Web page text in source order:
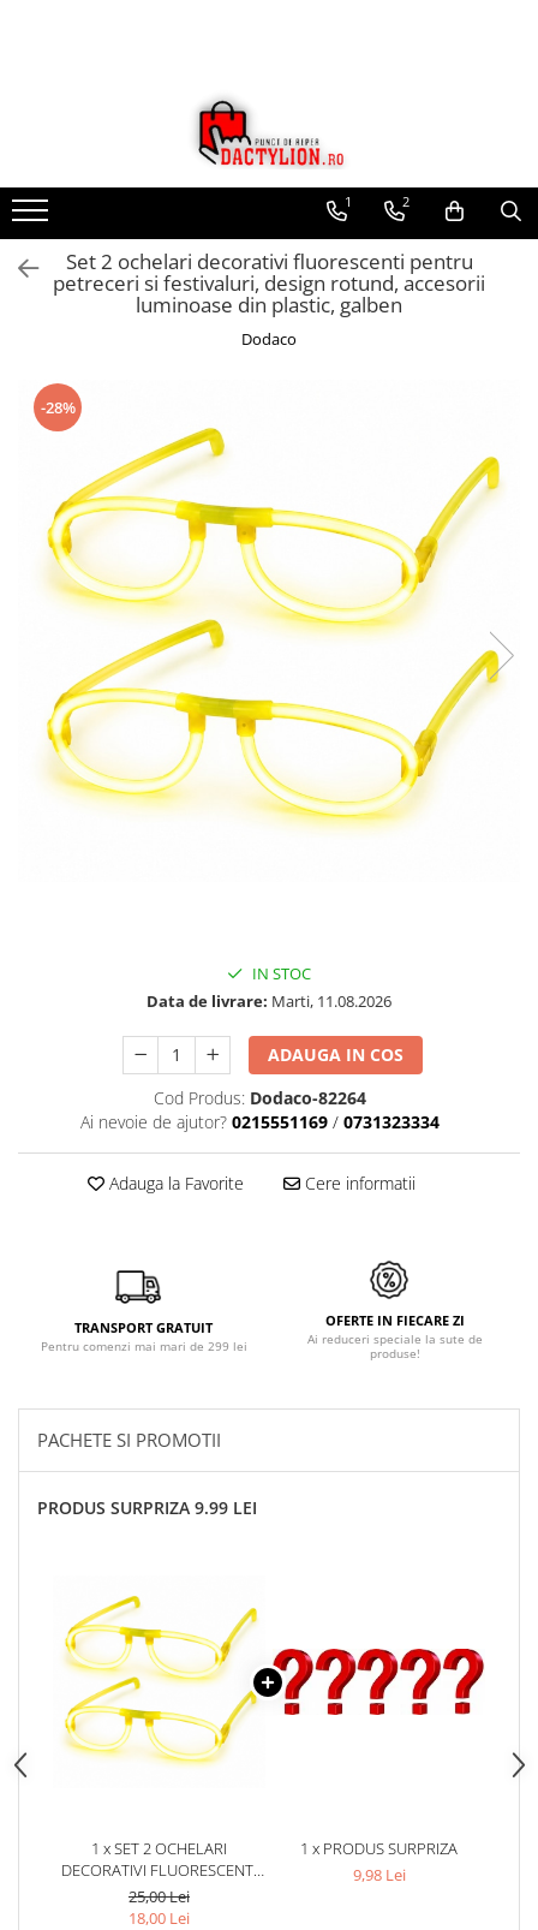
1 2
Set 2 ochelari decorativi fluorescenti pentru
petreceri si festivaluri, design rotund, accesorii
luminoase din plastic, galben
Dodaco
-28%
IN STOC
Data de livrare: Marti, 11.08.2026
ADAUGA IN COS
Cod Produs: Dodaco-82264
Ai nevoie de ajutor? 0215551169 / 0731323334
Adauga la Favorite Cere informatii
TRANSPORT GRATUIT
Pentru comenzi mai mari de 299 lei
OFERTE IN FIECARE ZI
Ai reduceri speciale la sute de
produse!
PACHETE SI PROMOTII
PRODUS SURPRIZA 9.99 LEI
1 x SET 2 OCHELARI
DECORATIVI FLUORESCENTI
PENTRU PETRECERI SI
FESTIVALURI, DESIGN
25,00 Lei
18,00 Lei
1 x PRODUS SURPRIZA
9,98 Lei